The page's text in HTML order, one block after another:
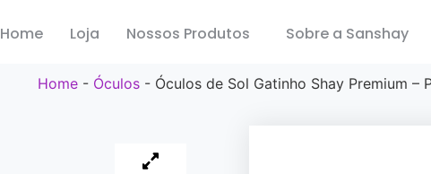
Home Loja Nossos Produtos Sobre a Sanshay
Home - Óculos - Óculos de Sol Gatinho Shay Premium –